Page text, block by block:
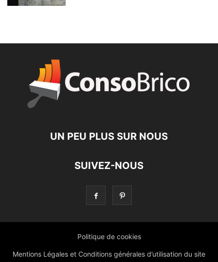
UN PEU PLUS SUR NOUS
SUIVEZ-NOUS
Politique de cookies
Mentions Légales et Conditions générales d’utilisation du site